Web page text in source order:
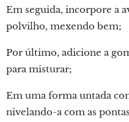
Em seguida, incorpore a
polvilho, mexendo bem;
Por último, adicione a
para misturar;
Em uma forma untada
nivelando-a com as